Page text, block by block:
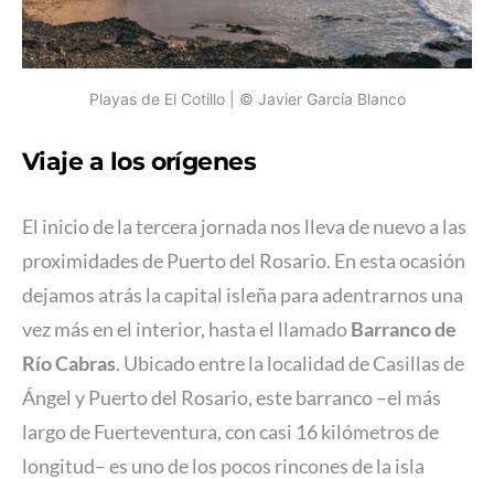
Playas de El Cotillo | © Javier García Blanco
Viaje a los orígenes
El inicio de la tercera jornada nos lleva de nuevo a las
proximidades de Puerto del Rosario. En esta ocasión
dejamos atrás la capital isleña para adentrarnos una
vez más en el interior, hasta el llamadoBarranco de
Río Cabras. Ubicado entre la localidad de Casillas de
Ángel y Puerto del Rosario, este barranco –el más
largo de Fuerteventura, con casi 16 kilómetros de
longitud– es uno de los pocos rincones de la isla